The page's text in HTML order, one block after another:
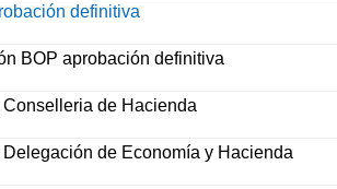
definitiva
BOP aprobación definitiva
Conselleria de Hacienda
Delegación de Economía y Hacienda